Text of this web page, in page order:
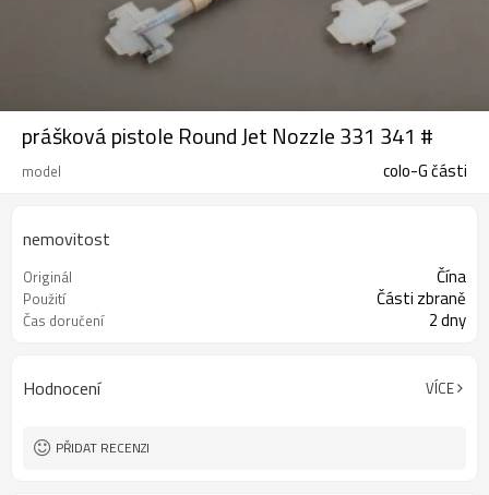
prášková pistole Round Jet Nozzle 331 341 #
model colo-G části
nemovitost
Originál Čína
Použití Části zbraně
Čas doručení 2 dny
Hodnocení VÍCE
PŘIDAT RECENZI